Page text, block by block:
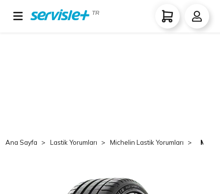
TR
Ana Sayfa Lastik Yorumları Michelin Lastik Yorumları